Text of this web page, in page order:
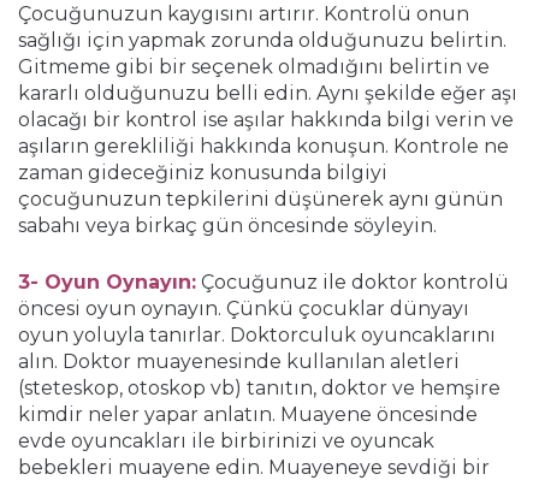
Çocuğunuzun kaygısını artırır. Kontrolü onun
sağlığı için yapmak zorunda olduğunuzu belirtin.
Gitmeme gibi bir seçenek olmadığını belirtin ve
kararlı olduğunuzu belli edin. Aynı şekilde eğer aşı
olacağı bir kontrol ise aşılar hakkında bilgi verin ve
aşıların gerekliliği hakkında konuşun. Kontrole ne
zaman gideceğiniz konusunda bilgiyi
çocuğunuzun tepkilerini düşünerek aynı günün
sabahı veya birkaç gün öncesinde söyleyin.
3- Oyun Oynayın: Çocuğunuz ile doktor kontrolü
öncesi oyun oynayın. Çünkü çocuklar dünyayı
oyun yoluyla tanırlar. Doktorculuk oyuncaklarını
alın. Doktor muayenesinde kullanılan aletleri
(steteskop, otoskop vb) tanıtın, doktor ve hemşire
kimdir neler yapar anlatın. Muayene öncesinde
evde oyuncakları ile birbirinizi ve oyuncak
bebekleri muayene edin. Muayeneye sevdiği bir